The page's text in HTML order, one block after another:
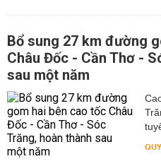
Bổ sung 27 km đường
Châu Đốc - Cần Thơ -
sau một năm